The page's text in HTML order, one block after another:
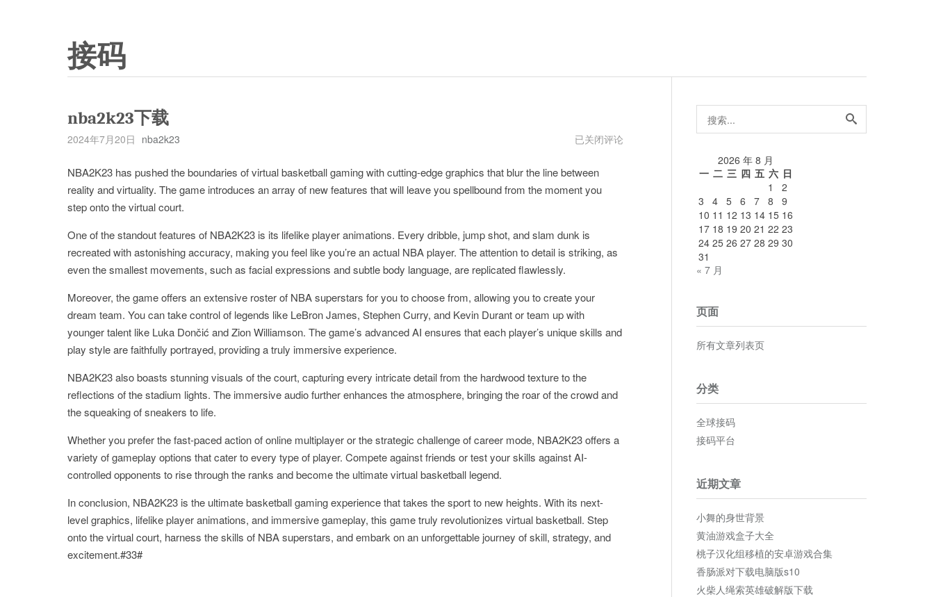
接码
nba2k23下载
2024年7月20日 nba2k23
nba2k23
已关闭评论
NBA2K23 has pushed the boundaries of virtual basketball gaming with cutting-edge graphics that blur the line between
reality and virtuality. The game introduces an array of new features that will leave you spellbound from the moment you
step onto the virtual court.
One of the standout features of NBA2K23 is its lifelike player animations. Every dribble, jump shot, and slam dunk is
recreated with astonishing accuracy, making you feel like you’re an actual NBA player. The attention to detail is striking, as
even the smallest movements, such as facial expressions and subtle body language, are replicated flawlessly.
Moreover, the game offers an extensive roster of NBA superstars for you to choose from, allowing you to create your
dream team. You can take control of legends like LeBron James, Stephen Curry, and Kevin Durant or team up with
younger talent like Luka Dončić and Zion Williamson. The game’s advanced AI ensures that each player’s unique skills and
play style are faithfully portrayed, providing a truly immersive experience.
NBA2K23 also boasts stunning visuals of the court, capturing every intricate detail from the hardwood texture to the
reflections of the stadium lights. The immersive audio further enhances the atmosphere, bringing the roar of the crowd and
the squeaking of sneakers to life.
Whether you prefer the fast-paced action of online multiplayer or the strategic challenge of career mode, NBA2K23 offers a
variety of gameplay options that cater to every type of player. Compete against friends or test your skills against AI-
controlled opponents to rise through the ranks and become the ultimate virtual basketball legend.
In conclusion, NBA2K23 is the ultimate basketball gaming experience that takes the sport to new heights. With its next-
level graphics, lifelike player animations, and immersive gameplay, this game truly revolutionizes virtual basketball. Step
onto the virtual court, harness the skills of NBA superstars, and embark on an unforgettable journey of skill, strategy, and
excitement.#33#
搜
索...
2026 年 8 月
一 二 三 四 五 六 日
1
2
3
4 5 6 7 8
9
10 11 12 13 14 15 16
17 18 19 20 21 22 23
24 25 26 27 28 29 30
31
« 7 月
页面
所有文章列表页
分类
全球接码
接码平台
近期文章
小舞的身世背景
黄油游戏盒子大全
桃子汉化组移植的安卓游戏合集
香肠派对下载电脑版s10
火柴人绳索英雄破解版下载